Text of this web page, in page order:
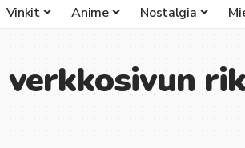
Vinkit Anime Nostalgia
verkkosivun